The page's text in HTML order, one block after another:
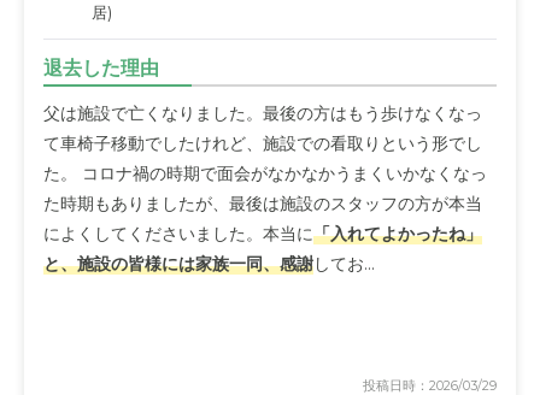
居)
退去した理由
父は施設で亡くなりました。最後の方はもう歩けなくなっ
て車椅子移動でしたけれど、施設での看取りという形でし
た。 コロナ禍の時期で面会がなかなかうまくいかなくなっ
た時期もありましたが、最後は施設のスタッフの方が本当
によくしてくださいました。本当に「入れてよかったね」
と、施設の皆様には家族一同、感謝してお...
投稿日時：2026/03/29